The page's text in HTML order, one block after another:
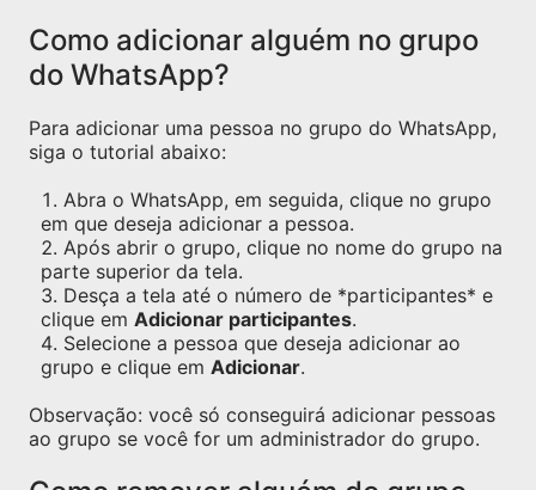
Como adicionar alguém no grupo
do WhatsApp?
Para adicionar uma pessoa no grupo do WhatsApp,
siga o tutorial abaixo:
Abra o WhatsApp, em seguida, clique no grupo
em que deseja adicionar a pessoa.
Após abrir o grupo, clique no nome do grupo na
parte superior da tela.
Desça a tela até o número de *participantes* e
clique em Adicionar participantes.
Selecione a pessoa que deseja adicionar ao
grupo e clique em Adicionar.
Observação: você só conseguirá adicionar pessoas
ao grupo se você for um administrador do grupo.